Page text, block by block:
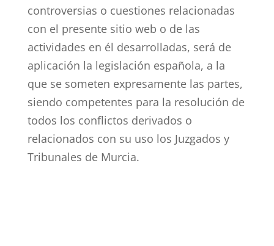
controversias o cuestiones relacionadas
con el presente sitio web o de las
actividades en él desarrolladas, será de
aplicación la legislación española, a la
que se someten expresamente las partes,
siendo competentes para la resolución de
todos los conflictos derivados o
relacionados con su uso los Juzgados y
Tribunales de Murcia.